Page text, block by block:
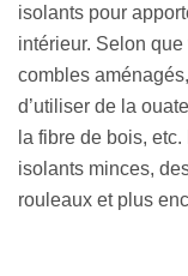
aux services des
collectivités, des
Ce qui démarque
faire, notre
isolation combles
professionnel qui
des prestations de